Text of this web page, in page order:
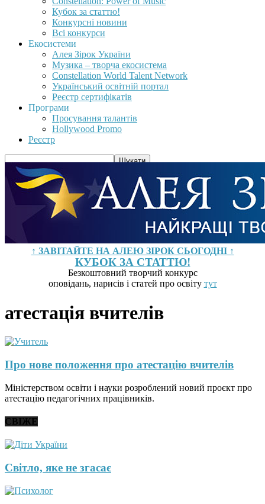
Кубок за статтю!
Конкурсні новини
Всі конкурси
Екосистеми
Алея Зірок України
Музика – творча екосистема
Constellation World Talent Network
Український освітній портал
Реєстр сертифікатів
Програми
Просування талантів
Hollywood Promo
Реєстр
↑ ЗАВІТАЙТЕ НА АЛЕЮ ЗІРОК СЬОГОДНІ ↑
КУБОК ЗА СТАТТЮ!
Безкоштовний творчий конкурс
оповідань, нарисів і статей про освіту тут
атестація вчителів
Про нове положення про атестацію вчителів
Міністерством освіти і науки розроблений новий проєкт про
атестацію педагогічних працівників.
СВІЖЕ
Світло, яке не згасає